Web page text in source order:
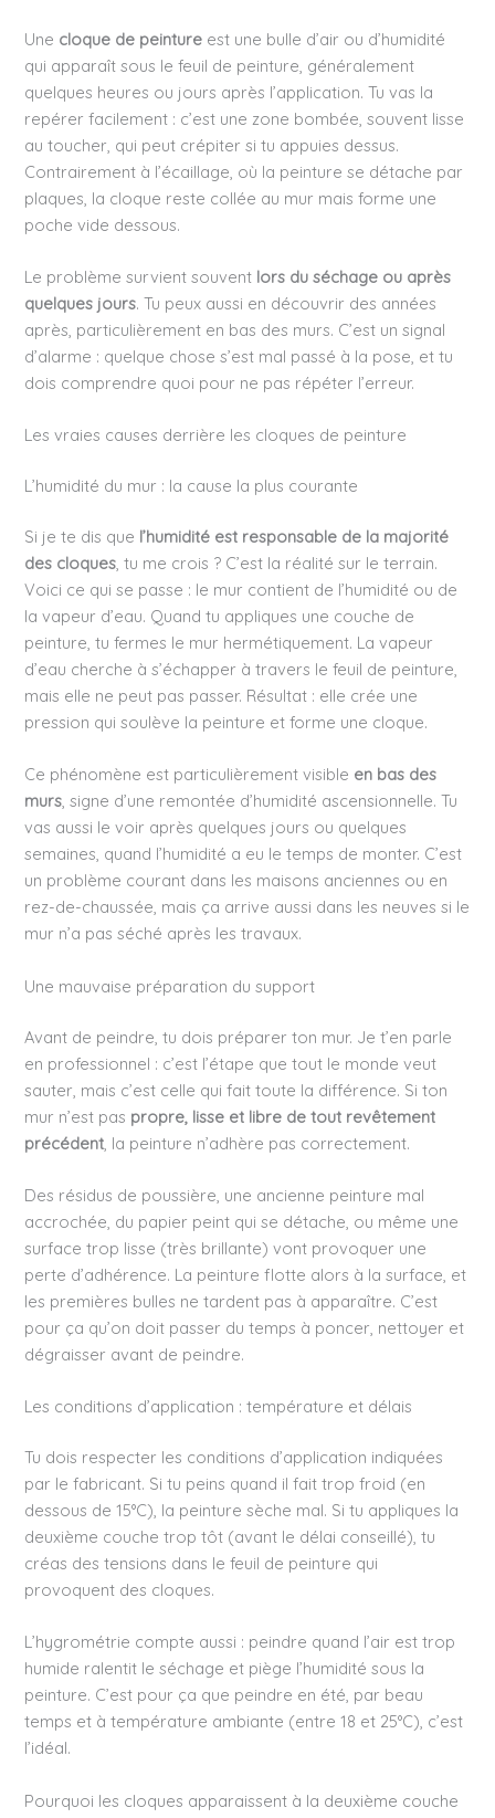
Une cloque de peinture est une bulle d’air ou d’humidité
qui apparaît sous le feuil de peinture, généralement
quelques heures ou jours après l’application. Tu vas la
repérer facilement : c’est une zone bombée, souvent lisse
au toucher, qui peut crépiter si tu appuies dessus.
Contrairement à l’écaillage, où la peinture se détache par
plaques, la cloque reste collée au mur mais forme une
poche vide dessous.
Le problème survient souvent lors du séchage ou après
quelques jours. Tu peux aussi en découvrir des années
après, particulièrement en bas des murs. C’est un signal
d’alarme : quelque chose s’est mal passé à la pose, et tu
dois comprendre quoi pour ne pas répéter l’erreur.
Les vraies causes derrière les cloques de peinture
L’humidité du mur : la cause la plus courante
Si je te dis que l’humidité est responsable de la majorité
des cloques, tu me crois ? C’est la réalité sur le terrain.
Voici ce qui se passe : le mur contient de l’humidité ou de
la vapeur d’eau. Quand tu appliques une couche de
peinture, tu fermes le mur hermétiquement. La vapeur
d’eau cherche à s’échapper à travers le feuil de peinture,
mais elle ne peut pas passer. Résultat : elle crée une
pression qui soulève la peinture et forme une cloque.
Ce phénomène est particulièrement visible en bas des
murs, signe d’une remontée d’humidité ascensionnelle. Tu
vas aussi le voir après quelques jours ou quelques
semaines, quand l’humidité a eu le temps de monter. C’est
un problème courant dans les maisons anciennes ou en
rez-de-chaussée, mais ça arrive aussi dans les neuves si le
mur n’a pas séché après les travaux.
Une mauvaise préparation du support
Avant de peindre, tu dois préparer ton mur. Je t’en parle
en professionnel : c’est l’étape que tout le monde veut
sauter, mais c’est celle qui fait toute la différence. Si ton
mur n’est pas propre, lisse et libre de tout revêtement
précédent , la peinture n’adhère pas correctement.
Des résidus de poussière, une ancienne peinture mal
accrochée, du papier peint qui se détache, ou même une
surface trop lisse (très brillante) vont provoquer une
perte d’adhérence. La peinture flotte alors à la surface, et
les premières bulles ne tardent pas à apparaître. C’est
pour ça qu’on doit passer du temps à poncer, nettoyer et
dégraisser avant de peindre.
Les conditions d’application : température et délais
Tu dois respecter les conditions d’application indiquées
par le fabricant. Si tu peins quand il fait trop froid (en
dessous de 15°C), la peinture sèche mal. Si tu appliques la
deuxième couche trop tôt (avant le délai conseillé), tu
créas des tensions dans le feuil de peinture qui
provoquent des cloques.
L’hygrométrie compte aussi : peindre quand l’air est trop
humide ralentit le séchage et piège l’humidité sous la
peinture. C’est pour ça que peindre en été, par beau
temps et à température ambiante (entre 18 et 25°C), c’est
l’idéal.
Pourquoi les cloques apparaissent à la deuxième couche